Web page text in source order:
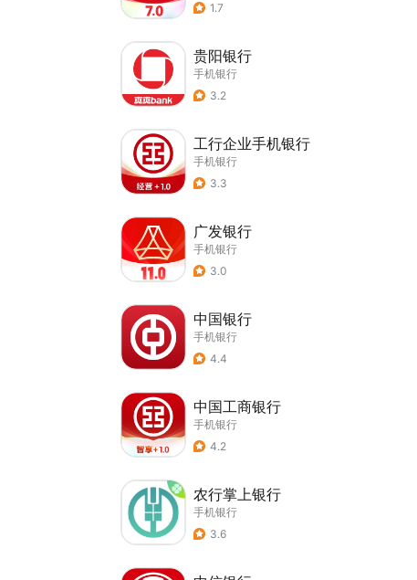
1.7
贵阳银行
手机银行
3.2
工行企业手机银行
手机银行
3.3
广发银行
手机银行
3.0
中国银行
手机银行
4.4
中国工商银行
手机银行
4.2
农行掌上银行
手机银行
3.6